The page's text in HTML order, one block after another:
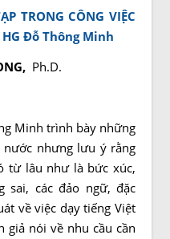
TRONG CÔNG VIỆC
HG Đỗ Thông Minh
, Ph.D.
Minh trình bày những
nhưng lưu ý rằng
từ lâu như là bức xúc,
sai, các đảo ngữ, đặc
về việc dạy tiếng Việt
giả nói về nhu cầu cần